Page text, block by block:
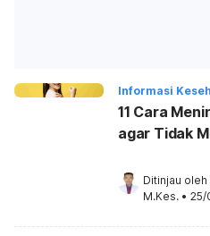
Informasi
11 Cara
agar Tidak
Ditinjau oleh
M.Kes. • 25/